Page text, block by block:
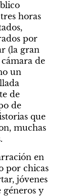
horas
por
(la gran
de
un
de
de
que
muchas
en
por chicas
jóvenes
géneros y